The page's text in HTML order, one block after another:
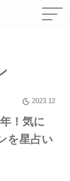
2023.12
！気に
を星占い